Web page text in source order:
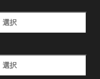
選択
選択